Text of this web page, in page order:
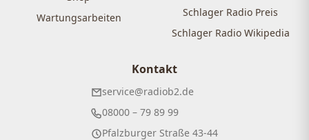
Wartungsarbeiten
Schlager Radio Preis
Schlager Radio Wikipedia
Kontakt
service@radiob2.de
08000 – 79 89 99
Pfalzburger Straße 43-44